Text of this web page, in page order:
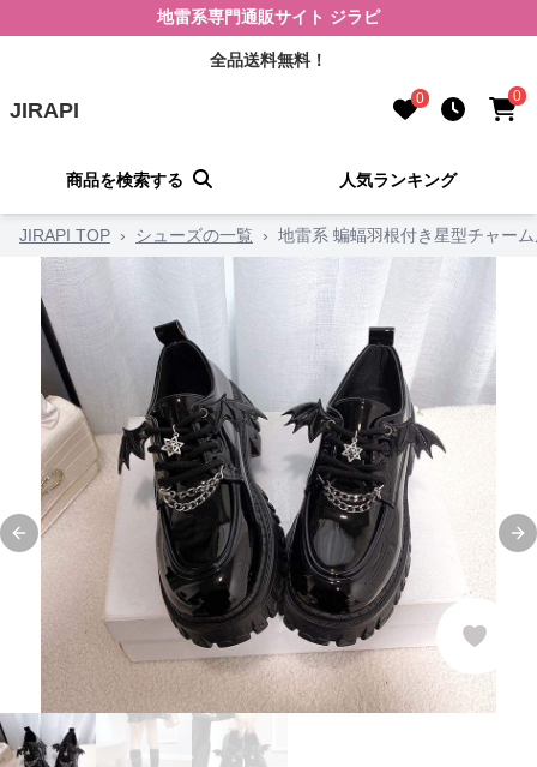
地雷系専門通販サイト ジラピ
全品送料無料！
JIRAPI 0 0
商品を検索する 人気ランキング
JIRAPI TOP › シューズの一覧 › 地雷系 蝙蝠羽根付き星型チャー
Previous slide